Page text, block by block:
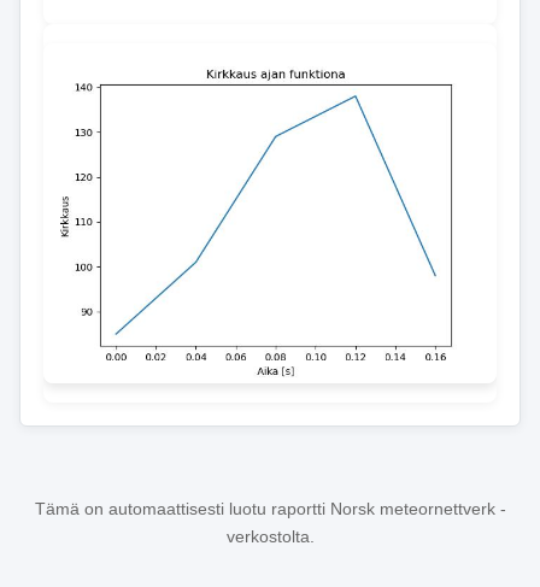
Tämä on automaattisesti luotu raportti Norsk meteornettverk -
verkostolta.